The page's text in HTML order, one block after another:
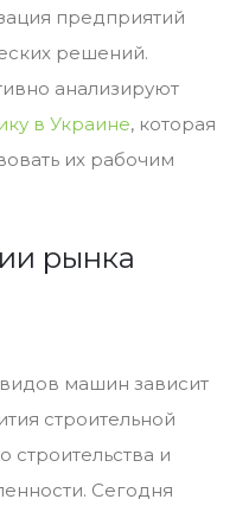
предприятий
решений.
анализируют
в Украине, которая
их рабочим
рынка
видов машин зависит
строительной
строительства и
Сегодня